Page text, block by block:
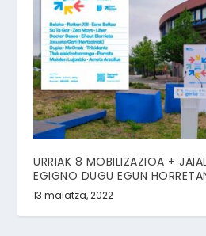
URRIAK 8 MOBILIZAZIOA +
EGIGNO DUGU EGUN
13 maiatza, 2022